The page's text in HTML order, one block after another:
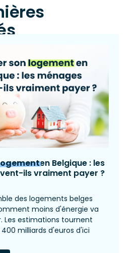
en Belgique : les
ils vraiment payer ?
des logements belges
moins d'énergie va
Les estimations tournent
milliards d'euros d'ici